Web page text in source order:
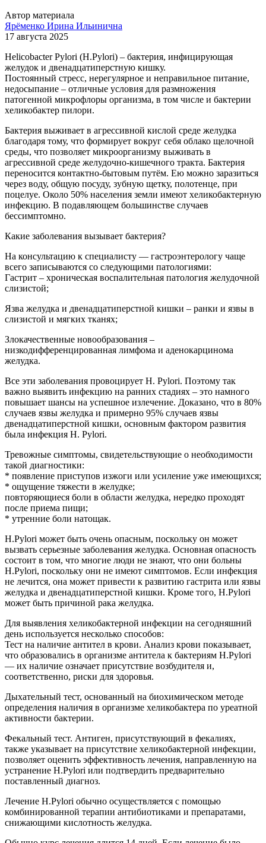
Автор материала
Ярёменко Ирина Ильинична
17 августа 2025
Helicobacter Pylori (H.Pylori) – бактерия, инфицирующая
желудок и двенадцатиперстную кишку.
Постоянный стресс, нерегулярное и неправильное питание,
недосыпание – отличные условия для размножения
патогенной микрофлоры организма, в том числе и бактерии
хеликобактер пилори.
Бактерия выживает в агрессивной кислой среде желудка
благодаря тому, что формирует вокруг себя облако щелочной
среды, что позволяет микроорганизму выживать в
агрессивной среде желудочно-кишечного тракта. Бактерия
переносится контактно-бытовым путём. Ею можно заразиться
через воду, общую посуду, зубную щетку, полотенце, при
поцелуе. Около 50% населения земли имеют хеликобактерную
инфекцию. В подавляющем большинстве случаев
бессимптомно.
Какие заболевания вызывает бактерия?
На консультацию к специалисту — гастроэнтерологу чаще
всего записываются со следующими патологиями:
Гастрит – хроническая воспалительная патология желудочной
слизистой;
Язва желудка и двенадцатиперстной кишки – ранки и язвы в
слизистой и мягких тканях;
Злокачественные новообразования –
низкодифференцированная лимфома и аденокарцинома
желудка.
Все эти заболевания провоцирует Н. Pylori. Поэтому так
важно выявить инфекцию на ранних стадиях – это намного
повышает шансы на успешное излечение. Доказано, что в 80%
случаев язвы желудка и примерно 95% случаев язвы
двенадцатиперстной кишки, основным фактором развития
была инфекция Н. Pylori.
Тревожные симптомы, свидетельствующие о необходимости
такой диагностики:
* появление приступов изжоги или усиление уже имеющихся;
* ощущение тяжести в желудке;
повторяющиеся боли в области желудка, нередко проходят
после приема пищи;
* утренние боли натощак.
H.Pylori может быть очень опасным, поскольку он может
вызвать серьезные заболевания желудка. Основная опасность
состоит в том, что многие люди не знают, что они больны
Н.Pylori, поскольку они не имеют симптомов. Если инфекция
не лечится, она может привести к развитию гастрита или язвы
желудка и двенадцатиперстной кишки. Кроме того, H.Pylori
может быть причиной рака желудка.
Для выявления хеликобактерной инфекции на сегодняшний
день используется несколько способов:
Тест на наличие антител в крови. Анализ крови показывает,
что образовались в организме антитела к бактериям H.Pylori
— их наличие означает присутствие возбудителя и,
соответственно, риски для здоровья.
Дыхательный тест, основанный на биохимическом методе
определения наличия в организме хеликобактера по уреатной
активности бактерии.
Фекальный тест. Антиген, присутствующий в фекалиях,
также указывает на присутствие хеликобактерной инфекции,
позволяет оценить эффективность лечения, направленную на
устранение H.Pylori или подтвердить предварительно
поставленный диагноз.
Лечение Н.Pylori обычно осуществляется с помощью
комбинированной терапии антибиотиками и препаратами,
снижающими кислотность желудка.